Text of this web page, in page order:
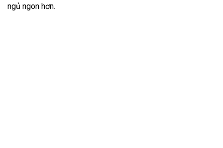
ngủ ngon hơn.